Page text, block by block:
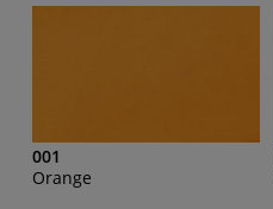
001
Orange